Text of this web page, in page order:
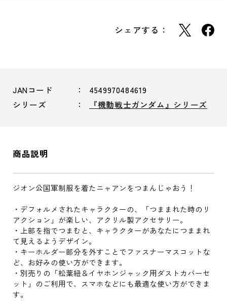
シェアする：
JANコード
4549970484619
シリーズ
『機動戦士ガンダム』シリーズ
商品説明
ジオン公国軍制服を着たニャアンをつまんじゃおう！
・デフォルメされたキャラクターの、「つままれた時のリ
アクション」が楽しい、アクリル製アクセサリー。
・上部を指でつまむと、キャラクターがあなたにつままれ
て見えるようデザイン。
・キーホルダー部分を外すことでファスナーマスコットな
ど、お好みの使い方ができます。
・別売りの「松葉紐＆イヤホンジャック用ダストカバーセ
ット」のご利用で、スマホなどにも最適な使い方ができま
す。